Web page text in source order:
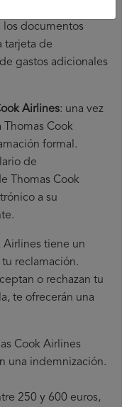
documentos
tarjeta de
gastos adicionales
Airlines: una vez
Thomas Cook
formal.
de
Thomas Cook
a su
Airlines tiene un
reclamación.
o rechazan tu
te ofrecerán una
Cook Airlines
una indemnización.
250 y 600 euros,